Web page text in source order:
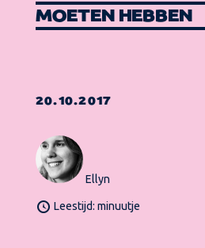
MOETEN HEBBEN
20.10.2017
Ellyn
Leestijd: minuutje